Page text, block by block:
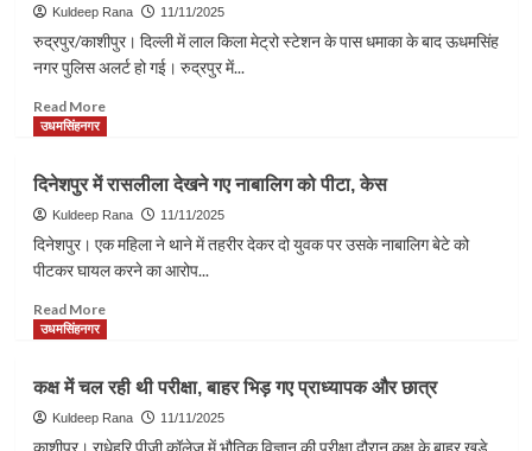
बीज
की
लागत
से
पॉलीटेक्निक
में
Kuldeep Rana 11/11/2025
रुद्रपुर/काशीपुर। दिल्ली में लाल किला मेट्रो स्टेशन के पास धमाका के बाद ऊधमसिंह
नगर पुलिस अलर्ट हो गई। रुद्रपुर में...
Read MoreRead
में
धमाके
के
ऊधमसिंह
नगर
उधमसिंहनगर
दिनेशपुर में रासलीला देखने गए नाबालिग को पीटा, केस
Kuldeep Rana 11/11/2025
दिनेशपुर। एक महिला ने थाने में तहरीर देकर दो युवक पर उसके नाबालिग बेटे को
पीटकर घायल करने का आरोप...
Read MoreRead
दिनेशपुर
में
रासलीला
देखने
उधमसिंहनगर
कक्ष में चल रही थी परीक्षा, बाहर भिड़ गए प्राध्यापक और छात्र
Kuldeep Rana 11/11/2025
काशीपुर। राधेहरि पीजी कॉलेज में भौतिक विज्ञान की परीक्षा दौरान कक्ष के बाहर खड़े